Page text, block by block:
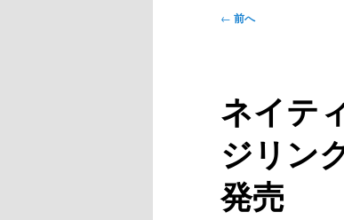
ン
テ
テ
ン
投
ゲ
ー
シ
ョ
ン
← 前へ
ネイテ
ジリン
発売